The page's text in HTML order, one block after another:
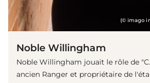
(© imago
Noble Willingham
Noble Willingham jouait le rôle de
ancien Ranger et propriétaire de